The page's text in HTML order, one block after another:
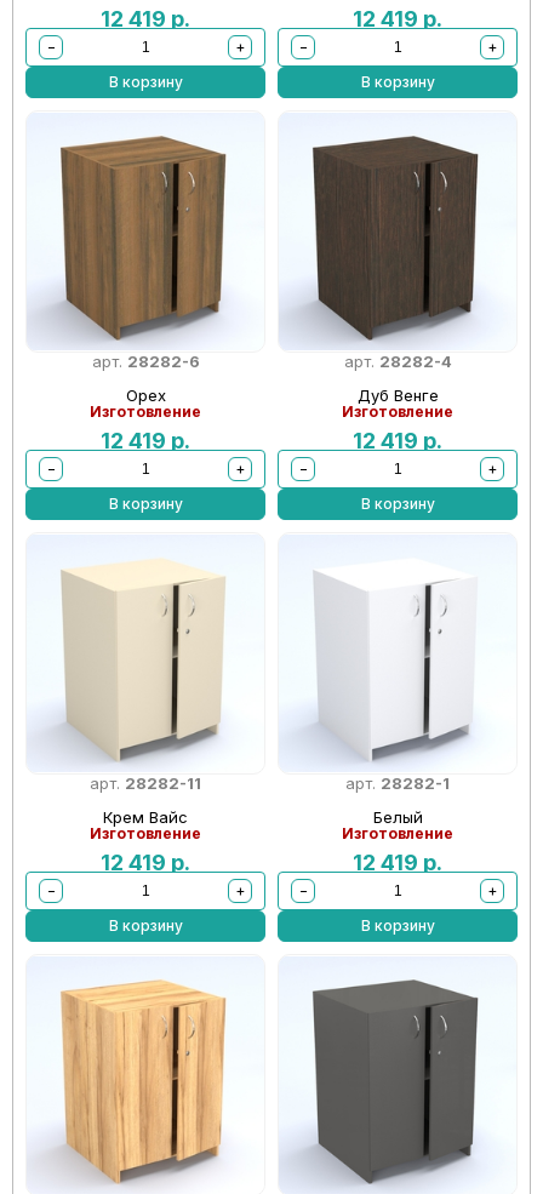
12 419 р.
−
+
В корзину
12 419 р.
−
+
В корзину
арт. 28282-6
Орех
Изготовление
12 419 р.
−
+
В корзину
арт. 28282-4
Дуб Венге
Изготовление
12 419 р.
−
+
В корзину
арт. 28282-11
Крем Вайс
Изготовление
12 419 р.
−
+
В корзину
арт. 28282-1
Белый
Изготовление
12 419 р.
−
+
В корзину